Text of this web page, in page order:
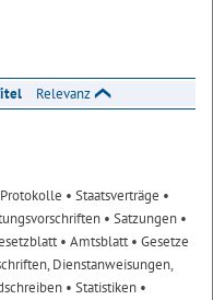
Relevanz
• Staatsverträge •
• Satzungen •
• Amtsblatt• Gesetze
Dienstanweisungen,
• Statistiken •